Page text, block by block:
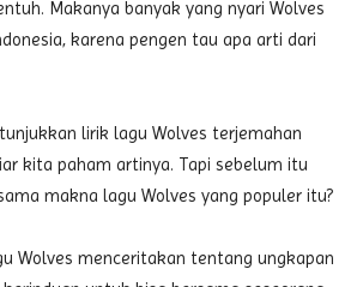
Makanya banyak yang nyari Wolves
karena pengen tau apa arti dari
lirik lagu Wolves terjemahan
kita paham artinya. Tapi sebelum itu
makna lagu Wolves yang populer itu?
Wolves menceritakan tentang ungkapan